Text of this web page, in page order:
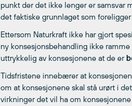
punkt der det ikke lenger er samsvar
det faktiske grunnlaget som
Ettersom Naturkraft ikke har gjort
ny konsesjonsbehandling ikke
uttrykkelig av konsesjonene at de er
Tidsfristene innebærer at
om at konsesjonene skal stå urørt i
virkninger det vil ha om konsesjonene